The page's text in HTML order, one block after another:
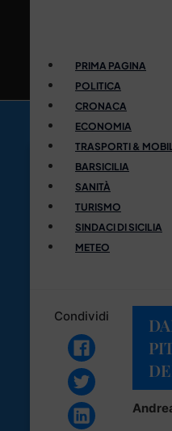
PRIMA PAGINA
POLITICA
CRONACA
ECONOMIA
TRASPORTI &
BARSICILIA
SANITÀ
TURISMO
SINDACI DI SICILIA
METEO
Condividi